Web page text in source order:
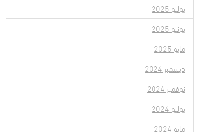
يوليو 2025
يونيو 2025
مايو 2025
ديسمبر 2024
نوفمبر 2024
يوليو 2024
مايو 2024